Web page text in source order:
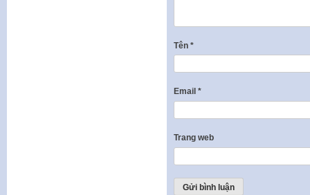
Tên *
Email *
Trang web